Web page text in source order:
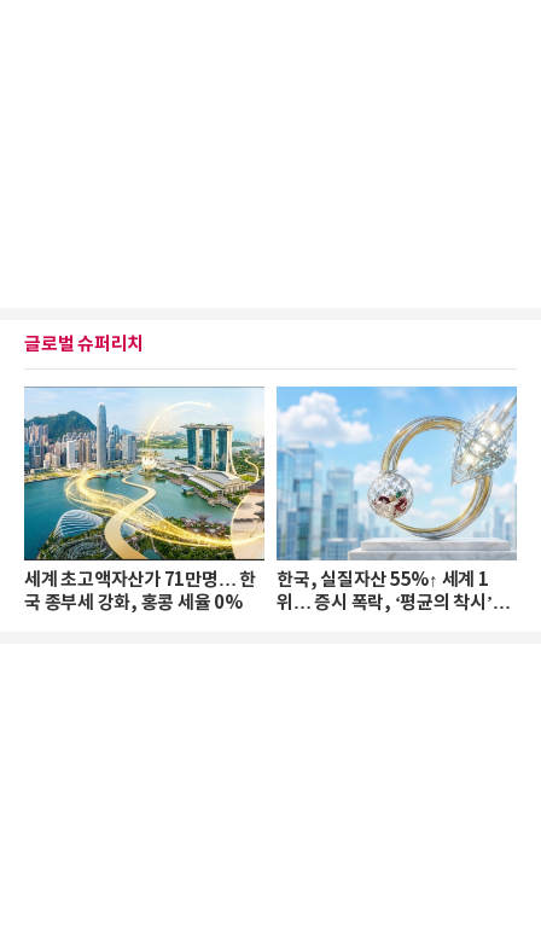
글로벌 슈퍼리치
세계 초고액자산가 71만명… 한
국 종부세 강화, 홍콩 세율 0%
한국, 실질자산 55%↑ 세계 1
위… 증시 폭락, ‘평균의 착시’와